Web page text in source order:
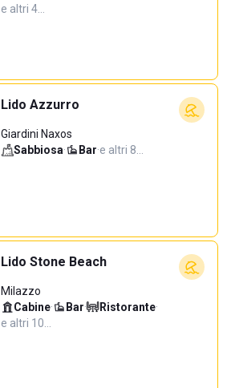
e altri 4…
Lido Azzurro
Giardini Naxos
Sabbiosa· Bar·e altri 8…
Lido Stone Beach
Milazzo
Cabine· Bar· Ristorante·
e altri 10…